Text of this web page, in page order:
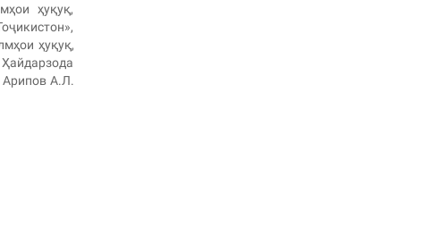
ҳуқуқ,
ҳуқуқ,
Арипов А.Л.